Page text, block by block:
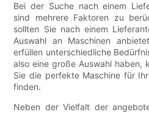
Bei der Suche nach einem
sind mehrere Faktoren zu
sollten Sie nach einem
Auswahl an Maschinen
erfüllen unterschiedliche
also eine große Auswahl haben,
Sie die perfekte Maschine für
finden.
Neben der Vielfalt der